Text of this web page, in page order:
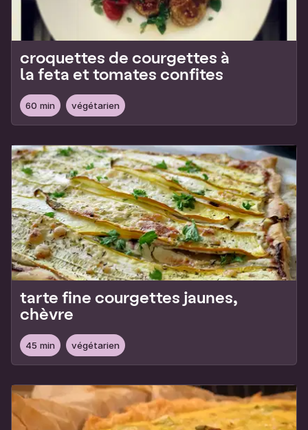
croquettes de courgettes à
la feta et tomates confites
60 min végétarien
tarte fine courgettes jaunes,
chèvre
45 min végétarien